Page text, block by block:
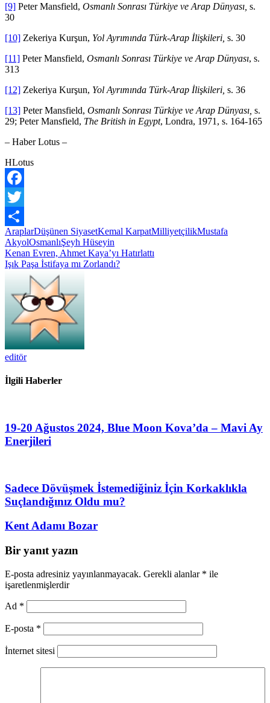
[9] Peter Mansfield, Osmanlı Sonrası Türkiye ve Arap Dünyası, s.
30
[10] Zekeriya Kurşun, Yol Ayrımında Türk-Arap İlişkileri, s. 30
[11] Peter Mansfield, Osmanlı Sonrası Türkiye ve Arap Dünyası, s.
313
[12] Zekeriya Kurşun, Yol Ayrımında Türk-Arap İlişkileri, s. 36
[13] Peter Mansfield, Osmanlı Sonrası Türkiye ve Arap Dünyası, s.
29; Peter Mansfield, The British in Egypt, Londra, 1971, s. 164-165
– Haber Lotus –
HLotus
Facebook
Twitter
Share
AraplarDüşünen SiyasetKemal KarpatMilliyetçilikMustafa
AkyolOsmanlıŞeyh Hüseyin
Yazı
gezinmesi
Kenan Evren, Ahmet Kaya’yı Hatırlattı
Işık Paşa İstifaya mı Zorlandı?
editör
İlgili Haberler
19-20 Ağustos 2024, Blue Moon Kova’da – Mavi Ay
Enerjileri
Sadece Dövüşmek İstemediğiniz İçin Korkaklıkla
Suçlandığınız Oldu mu?
Kent Adamı Bozar
Bir yanıt yazın
E-posta adresiniz yayınlanmayacak. Gerekli alanlar * ile
işaretlenmişlerdir
Ad *
E-posta *
İnternet sitesi